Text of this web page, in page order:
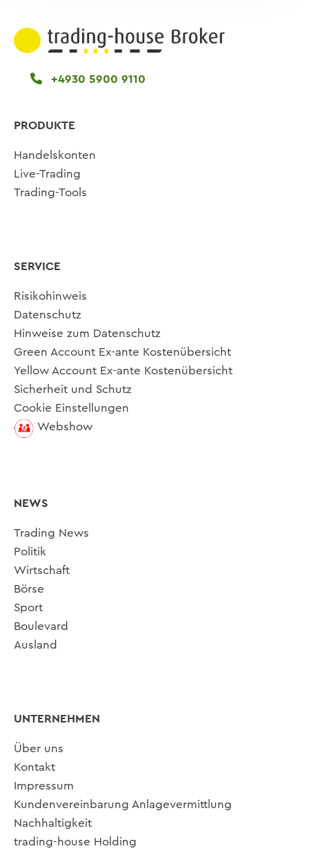
+4930 5900 9110
PRODUKTE
Handelskonten
Live-Trading
Trading-Tools
SERVICE
Risikohinweis
Datenschutz
Hinweise zum Datenschutz
Green Account Ex-ante Kostenübersicht
Yellow Account Ex-ante Kostenübersicht
Sicherheit und Schutz
Cookie Einstellungen
Webshow
NEWS
Trading News
Politik
Wirtschaft
Börse
Sport
Boulevard
Ausland
UNTERNEHMEN
Über uns
Kontakt
Impressum
Kundenvereinbarung Anlagevermittlung
Nachhaltigkeit
trading-house Holding